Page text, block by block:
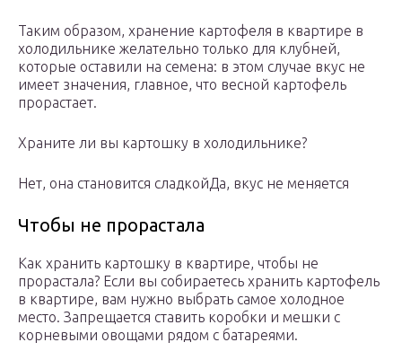
Таким образом, хранение картофеля в квартире в
холодильнике желательно только для клубней,
которые оставили на семена: в этом случае вкус не
имеет значения, главное, что весной картофель
прорастает.
Храните ли вы картошку в холодильнике?
Нет, она становится сладкойДа, вкус не меняется
Чтобы не прорастала
Как хранить картошку в квартире, чтобы не
прорастала? Если вы собираетесь хранить картофель
в квартире, вам нужно выбрать самое холодное
место. Запрещается ставить коробки и мешки с
корневыми овощами рядом с батареями.